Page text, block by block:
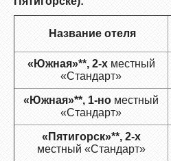
Название отеля
«Южная»**, 2-хместный
«Стандарт»
«Южная»**, 1-но местный
«Стандарт»
«Пятигорск»**, 2-х
местный «Стандарт»